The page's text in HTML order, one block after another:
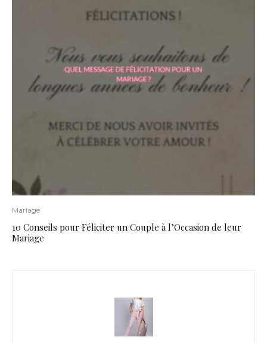
Mariage
10 Conseils pour Féliciter un Couple à l’Occasion de leur
Mariage